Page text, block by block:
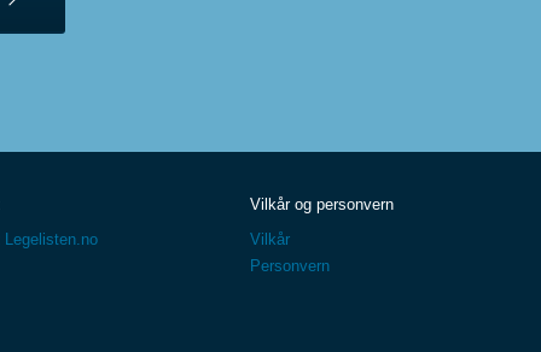
Legelisten.no
Vilkår og personvern
Vilkår
Personvern